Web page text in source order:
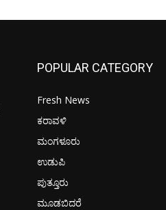
POPULAR CATEGORY
Fresh News
ಕರಾವಳಿ
ಮಂಗಳೂರು
ಉಡುಪಿ
ಪುತ್ತೂರು
ಮೂಡಬಿದರೆ